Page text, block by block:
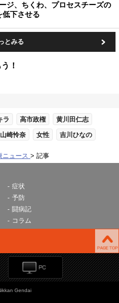
ジ、ちくわ、プロセスチーズの
低下させる
とみる
！
ラ 高市政権 黄川田仁志
山崎怜奈 女性 吉川ひなの
ニュース 記事
症状
予防
闘病記
コラム
Gendai